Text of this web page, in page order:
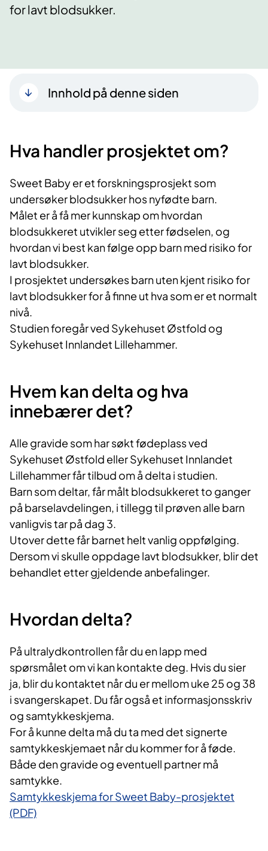
for lavt blodsukker.
Innhold på denne siden
Hva handler prosjektet om?
Sweet Baby er et forskningsprosjekt som
undersøker blodsukker hos nyfødte barn.
Målet er å få mer kunnskap om hvordan
blodsukkeret utvikler seg etter fødselen, og
hvordan vi best kan følge opp barn med risiko for
lavt blodsukker.
I prosjektet undersøkes barn uten kjent risiko for
lavt blodsukker for å finne ut hva som er et normalt
nivå.
Studien foregår ved Sykehuset Østfold og
Sykehuset Innlandet Lillehammer.
Hvem kan delta og hva
innebærer det?
Alle gravide som har søkt fødeplass ved
Sykehuset Østfold eller Sykehuset Innlandet
Lillehammer får tilbud om å delta i studien.
Barn som deltar, får målt blodsukkeret to ganger
på barselavdelingen, i tillegg til prøven alle barn
vanligvis tar på dag 3.
Utover dette får barnet helt vanlig oppfølging.
Dersom vi skulle oppdage lavt blodsukker, blir det
behandlet etter gjeldende anbefalinger.
Hvordan delta?
På ultralydkontrollen får du en lapp med
spørsmålet om vi kan kontakte deg. Hvis du sier
ja, blir du kontaktet når du er mellom uke 25 og 38
i svangerskapet. Du får også et informasjonsskriv
og samtykkeskjema.
For å kunne delta må du ta med det signerte
samtykkeskjemaet når du kommer for å føde.
Både den gravide og eventuell partner må
samtykke.
Samtykkeskjema for Sweet Baby-prosjektet
(PDF)